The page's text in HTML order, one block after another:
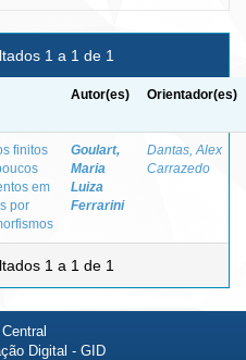
1 a 1 de 1
Autor(es) Orientador(es)
finitos
em
por
Goulart,
Maria
Luiza
Ferrarini
Dantas, Alex
Carrazedo
1 a 1 de 1
Digital - GID